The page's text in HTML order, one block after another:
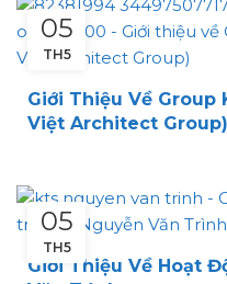
05
TH5
Giới Thiệu Về Group
Việt Architect Group)
05
TH5
Giới Thiệu Về Hoạt